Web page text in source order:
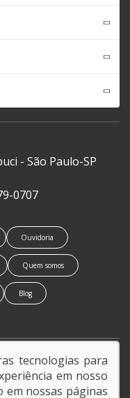
- São Paulo-SP
0707
Ouvidoria
Quem somos
Blog
tecnologias para
em nosso
em nossas páginas